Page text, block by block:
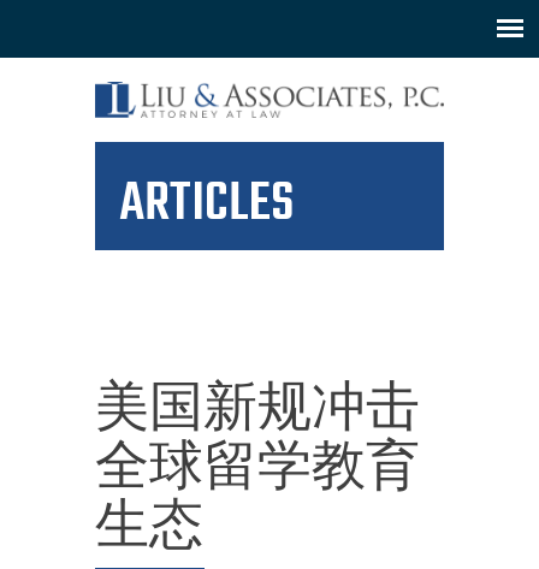
ARTICLES
美国新规冲击
全球留学教育
生态